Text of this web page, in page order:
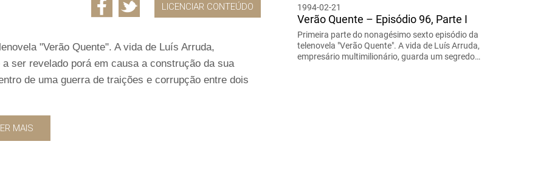
LICENCIAR CONTEÚDO
"Verão Quente". A vida de Luís Arruda,
ser revelado porá em causa a construção da sua
de uma guerra de traições e corrupção entre dois
MAIS
1994-02-21
Verão Quente – Episódio 96, Parte I
Primeira parte do nonagésimo sexto episódio da
telenovela "Verão Quente". A vida de Luís Arruda,
empresário multimilionário, guarda um segredo…